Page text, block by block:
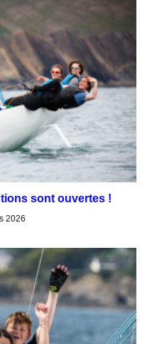
sont ouvertes !
2026